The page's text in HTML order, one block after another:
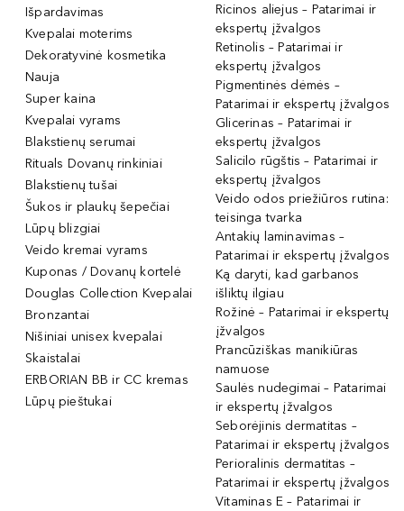
Išpardavimas
Kvepalai moterims
Dekoratyvinė kosmetika
Nauja
Super kaina
Kvepalai vyrams
Blakstienų serumai
Rituals Dovanų rinkiniai
Blakstienų tušai
Šukos ir plaukų šepečiai
Lūpų blizgiai
Veido kremai vyrams
Kuponas / Dovanų kortelė
Douglas Collection Kvepalai
Bronzantai
Nišiniai unisex kvepalai
Skaistalai
ERBORIAN BB ir CC kremas
Lūpų pieštukai
Ricinos aliejus – Patarimai ir
ekspertų įžvalgos
Retinolis – Patarimai ir
ekspertų įžvalgos
Pigmentinės dėmės –
Patarimai ir ekspertų įžvalgos
Glicerinas – Patarimai ir
ekspertų įžvalgos
Salicilo rūgštis – Patarimai ir
ekspertų įžvalgos
Veido odos priežiūros rutina:
teisinga tvarka
Antakių laminavimas –
Patarimai ir ekspertų įžvalgos
Ką daryti, kad garbanos
išliktų ilgiau
Rožinė – Patarimai ir ekspertų
įžvalgos
Prancūziškas manikiūras
namuose
Saulės nudegimai – Patarimai
ir ekspertų įžvalgos
Seborėjinis dermatitas –
Patarimai ir ekspertų įžvalgos
Perioralinis dermatitas –
Patarimai ir ekspertų įžvalgos
Vitaminas E – Patarimai ir